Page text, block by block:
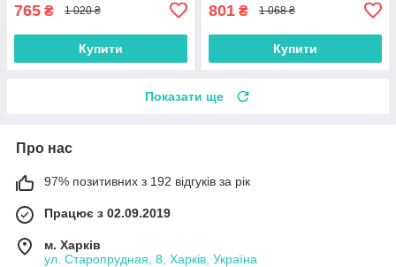
765 ₴ 1 020 ₴
Купити
801 ₴ 1 068 ₴
Купити
Показати ще
Про нас
97% позитивних з 192 відгуків за рік
Працює з 02.09.2019
м. Харків
ул. Старопрудная, 8, Харків, Україна